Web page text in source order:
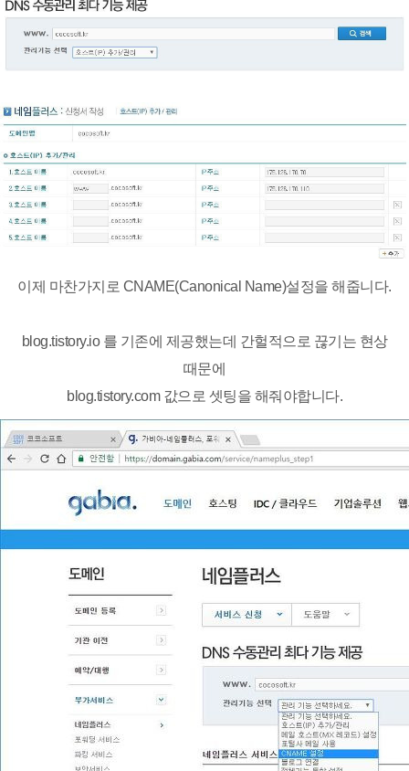
이제 마찬가지로 CNAME(Canonical Name)설정을 해줍니다.
blog.tistory.io 를 기존에 제공했는데 간헐적으로 끊기는 현상
때문에
blog.tistory.com 값으로 셋팅을 해줘야합니다.